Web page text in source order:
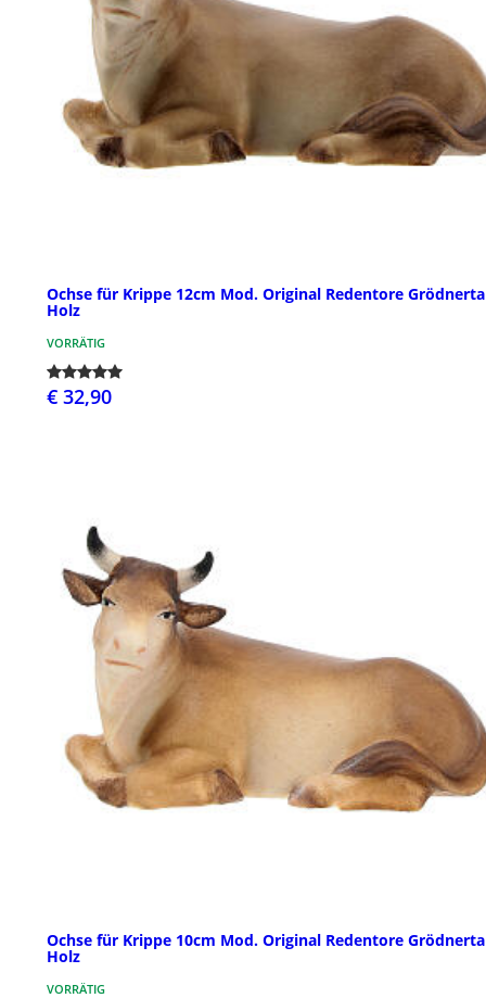
Ochse für Krippe 12cm Mod. Original Redentore
Holz
VORRÄTIG
€ 32,90
Ochse für Krippe 10cm Mod. Original Redentore
Holz
VORRÄTIG